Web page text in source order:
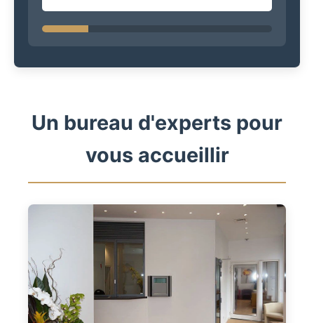
Un bureau d'experts pour
vous accueillir